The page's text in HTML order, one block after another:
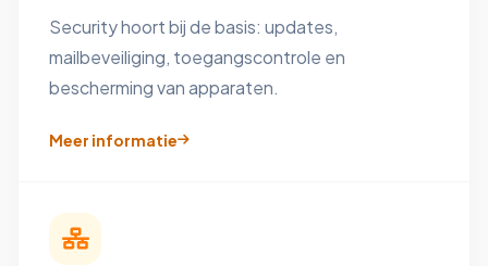
Security hoort bij de basis: updates,
mailbeveiliging, toegangscontrole en
bescherming van apparaten.
Meer informatie